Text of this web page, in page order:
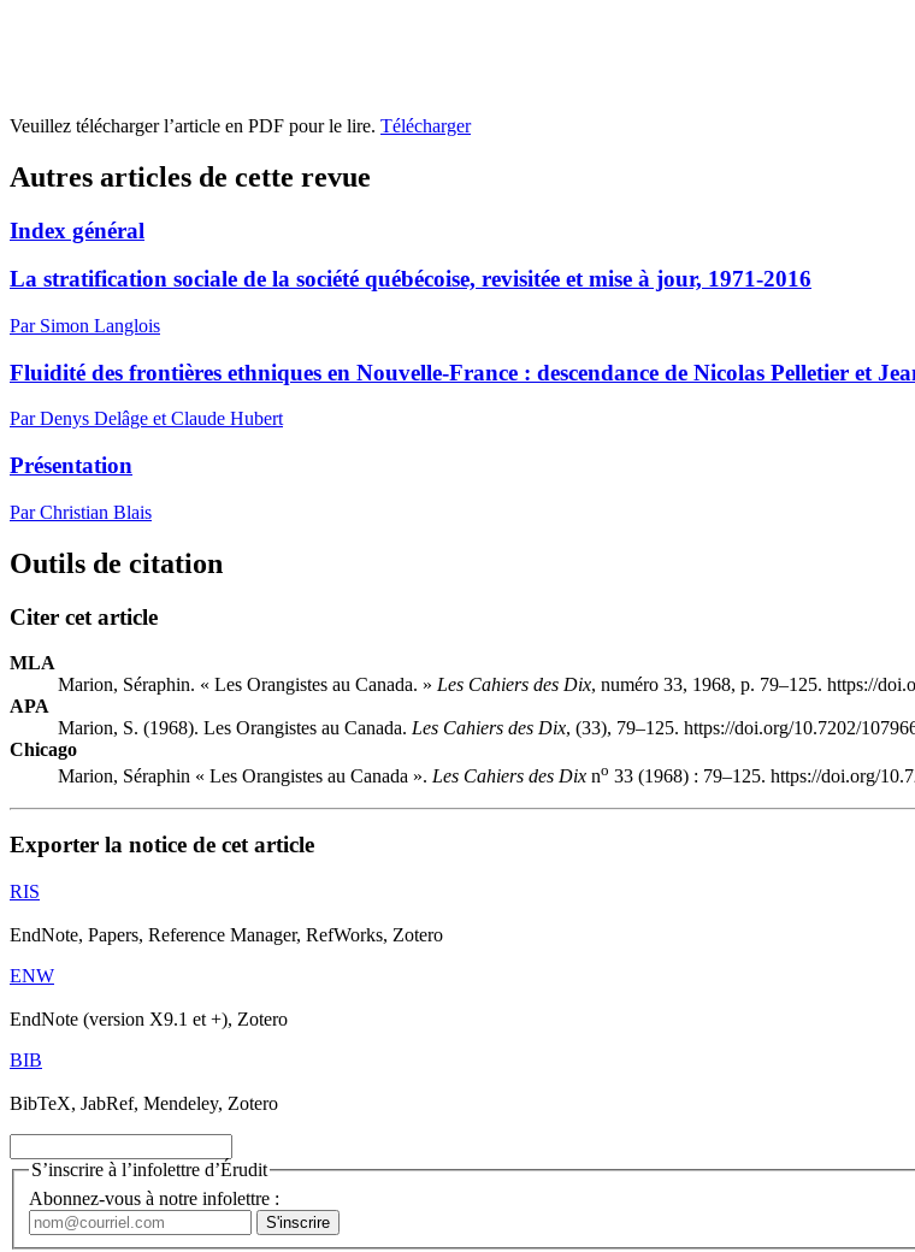
Veuillez télécharger l’article en PDF pour le lire. Télécharger
Autres articles de cette revue
Index général
La stratification sociale de la société québécoise, revisitée et mise à jour, 1971-2016
Par Simon Langlois
Fluidité des frontières ethniques en Nouvelle-France : descendance de Nicolas Pelletier et
Par Denys Delâge et Claude Hubert
Présentation
Par Christian Blais
Outils de citation
Citer cet article
MLA
Marion, Séraphin. « Les Orangistes au Canada. » Les Cahiers des Dix, numéro 33, 1968, p. 79–125. https://
APA
Marion, S. (1968). Les Orangistes au Canada. Les Cahiers des Dix, (33), 79–125. https://doi.org/10.7202/
Chicago
Marion, Séraphin « Les Orangistes au Canada ». Les Cahiers des Dix no 33 (1968) : 79–125. https://doi.org/
Exporter la notice de cet article
RIS
EndNote, Papers, Reference Manager, RefWorks, Zotero
ENW
EndNote (version X9.1 et +), Zotero
BIB
BibTeX, JabRef, Mendeley, Zotero
S’inscrire à l’infolettre d’Érudit
Abonnez-vous à notre infolettre :